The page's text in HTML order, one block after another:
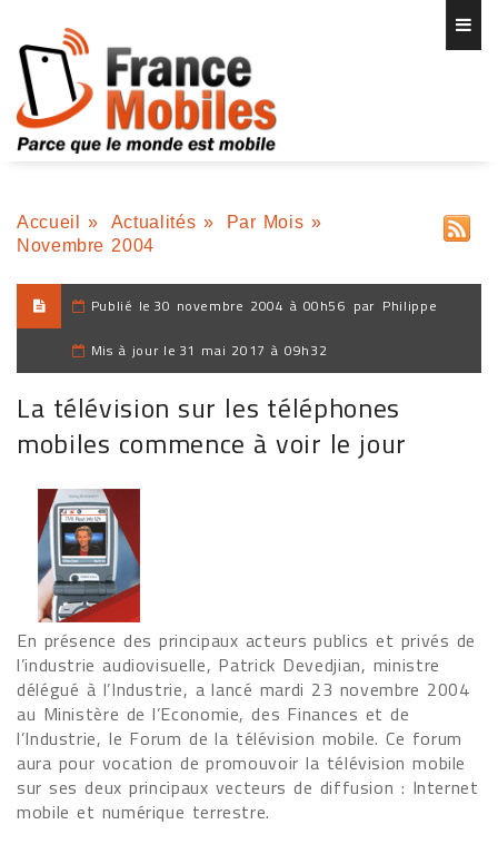
Accueil » Actualités » Par Mois »
Novembre 2004
Publié le 30 novembre 2004 à 00h56 par Philippe
Mis à jour le 31 mai 2017 à 09h32
La télévision sur les téléphones
mobiles commence à voir le jour
En présence des principaux acteurs publics et privés de
l’industrie audiovisuelle, Patrick Devedjian, ministre
délégué à l’Industrie, a lancé mardi 23 novembre 2004
au Ministère de l’Economie, des Finances et de
l’Industrie, le Forum de la télévision mobile. Ce forum
aura pour vocation de promouvoir la télévision mobile
sur ses deux principaux vecteurs de diffusion : Internet
mobile et numérique terrestre.